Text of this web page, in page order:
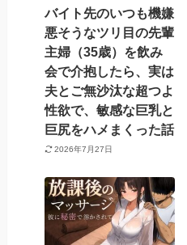
バイト先のいつも機嫌
悪そうなツリ目の先輩
主婦（35歳）を飲み
会で介抱したら、実は
夫とご無沙汰な超つよ
性欲で、敏感な巨乳と
巨尻をハメまくった話
2026年7月27日